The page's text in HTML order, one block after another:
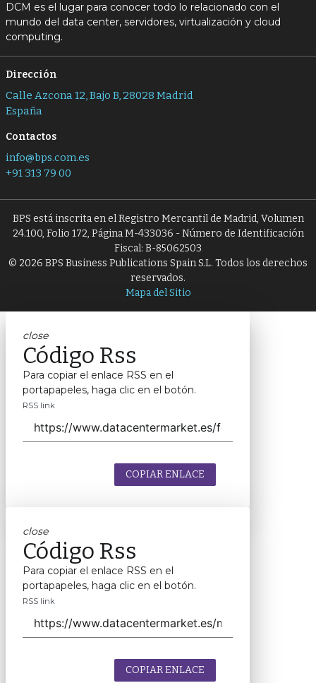
DCM es el lugar para conocer todo lo relacionado con el
mundo del data center, servidores, virtualización y cloud
computing.
Dirección
Calle Azcona 12, Bajo B, 28028 Madrid
España
Contactos
info@bps.com.es
+91 313 79 00
BPS está inscrita en el Registro Mercantil de Madrid, Volumen
24.100, Folio 172, Página M-433036 - Número de Identificación
Fiscal: B-85062503
© 2026 BPS Business Publications Spain S.L. Todos los derechos
reservados.
Mapa del Sitio
close
Código Rss
Para copiar el enlace RSS en el
portapapeles, haga clic en el botón.
RSS link
COPIAR ENLACE
close
Código Rss
Para copiar el enlace RSS en el
portapapeles, haga clic en el botón.
RSS link
COPIAR ENLACE